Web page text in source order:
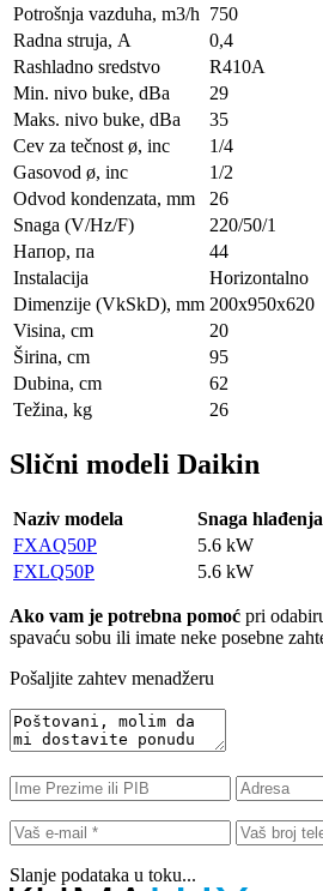
Potrošnja vazduha, m3/h 750
Radna struja, А
0,4
Rashladno sredstvo
R410A
Min. nivo buke, dBa
29
Maks. nivo buke, dBa
35
Cev za tečnost ø, inc
1/4
Gasovod ø, inc
1/2
Odvod kondenzata, mm
26
Snaga (V/Hz/F)
220/50/1
Напор, па
44
Instalacija
Horizontalno
Dimenzije (VkSkD), mm 200x950x620
Visina, сm
20
Širina, сm
95
Dubina, сm
62
Težina, kg
26
Slični modeli Daikin
Naziv modela Snaga hlađenja
FXAQ50P
5.6 kW
FXLQ50P
5.6 kW
Ako vam je potrebna pomoć pri
spavaću sobu ili imate neke posebne
Pošaljite zahtev menadžeru
Slanje podataka u toku...